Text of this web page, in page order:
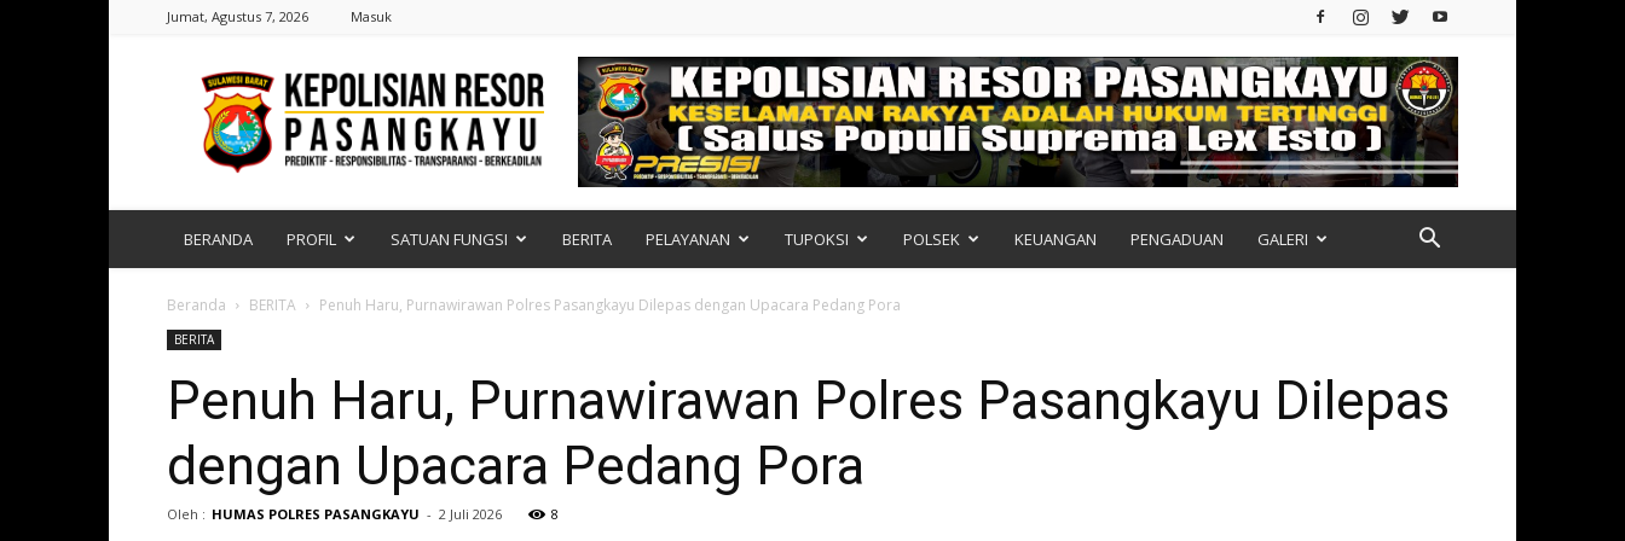
Jumat, Agustus 7, 2026 Masuk
Polres
Pasangkayu
|
Sulawesi
Barat
BERANDA PROFIL SATUAN FUNGSI BERITA PELAYANAN TUPOKSI POLSEK KEUANGAN PENGADUAN GALERI
Beranda BERITA Penuh Haru, Purnawirawan Polres Pasangkayu Dilepas dengan Upacara Pedang Pora
BERITA
Penuh Haru, Purnawirawan Polres Pasangkayu Dilepas
dengan Upacara Pedang Pora
Oleh : HUMAS POLRES PASANGKAYU - 2 Juli 2026 8